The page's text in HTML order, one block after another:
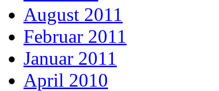
August 2011
Februar 2011
Januar 2011
April 2010